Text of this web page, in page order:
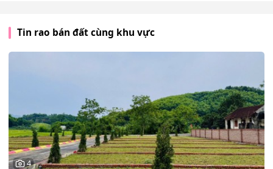
Tin rao bán đất cùng khu vực
4